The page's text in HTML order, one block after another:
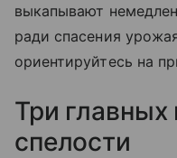
выкапывают
ради спасения
ориентируйтесь на
Три главных
спелости